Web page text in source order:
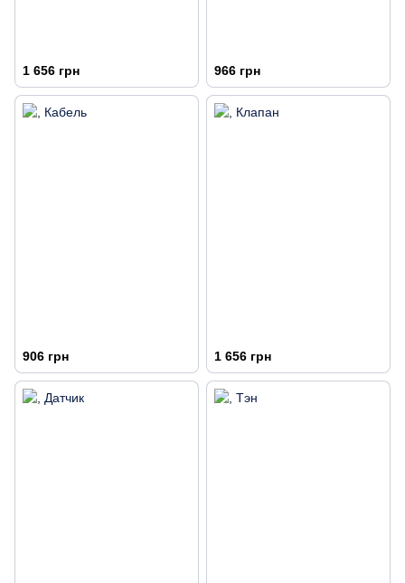
1 656 грн 966 грн
906 грн 1 656 грн